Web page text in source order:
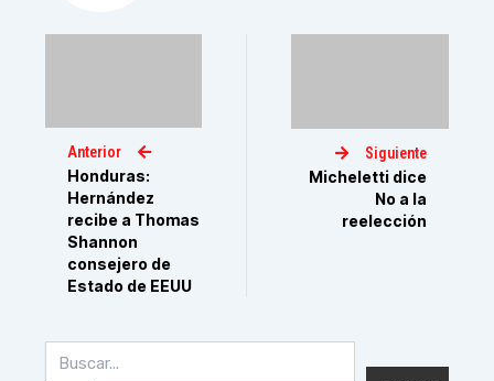
Anterior
Honduras:
Hernández
recibe a Thomas
Shannon
consejero de
Estado de EEUU
Siguiente
Micheletti dice
No a la
reelección
por: